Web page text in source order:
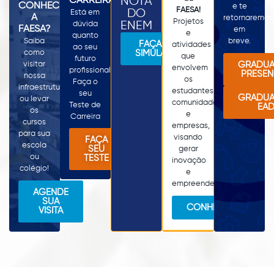
CONHECER
A
FAESA?
Saiba
como
visitar
nossa
infraestrutura
ou levar
os
cursos
para sua
escola
ou
colégio!
AGENDE
SUA
VISITA
Está em
dúvida
quanto
ao seu
futuro
profissional?
Faça o
seu
Teste de
Carreira
FAÇA
SEU
TESTE
DO
ENEM
FAÇA SUA
SIMULAÇÃO
FAESA!
Projetos
e
atividades
que
envolvem
os
estudantes,
comunidade
e
empresas,
visando
gerar
inovação
e
empreendedorismo.
CONHEÇA
e te
retornaremos
em
breve.